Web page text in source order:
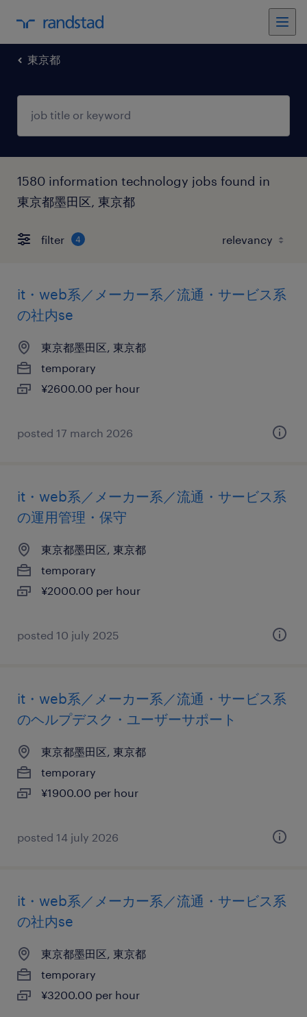
東京都
1580 information technology jobs found in
東京都墨田区, 東京都
filter 4
it・web系／メーカー系／流通・サービス系
の社内se
東京都墨田区, 東京都
temporary
¥2600.00 per hour
posted 17 march 2026
it・web系／メーカー系／流通・サービス系
の運用管理・保守
東京都墨田区, 東京都
temporary
¥2000.00 per hour
posted 10 july 2025
it・web系／メーカー系／流通・サービス系
のヘルプデスク・ユーザーサポート
東京都墨田区, 東京都
temporary
¥1900.00 per hour
posted 14 july 2026
it・web系／メーカー系／流通・サービス系
の社内se
東京都墨田区, 東京都
temporary
¥3200.00 per hour